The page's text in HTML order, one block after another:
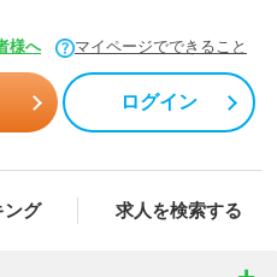
様へ マイページでできること
ログイン
ング 求人を検索する